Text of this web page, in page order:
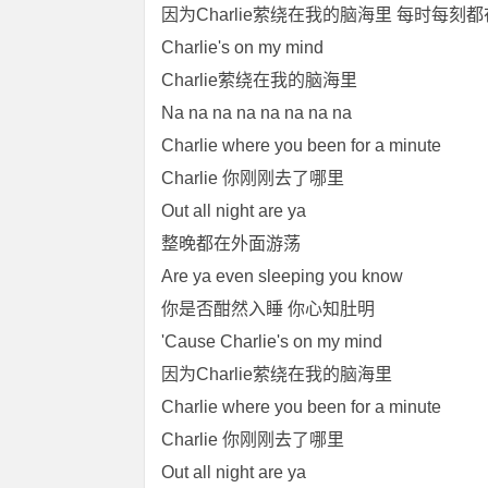
因为Charlie萦绕在我的脑海里 每时每刻
Charlie's on my mind
Charlie萦绕在我的脑海里
Na na na na na na na na
Charlie where you been for a minute
Charlie 你刚刚去了哪里
Out all night are ya
整晚都在外面游荡
Are ya even sleeping you know
你是否酣然入睡 你心知肚明
'Cause Charlie's on my mind
因为Charlie萦绕在我的脑海里
Charlie where you been for a minute
Charlie 你刚刚去了哪里
Out all night are ya